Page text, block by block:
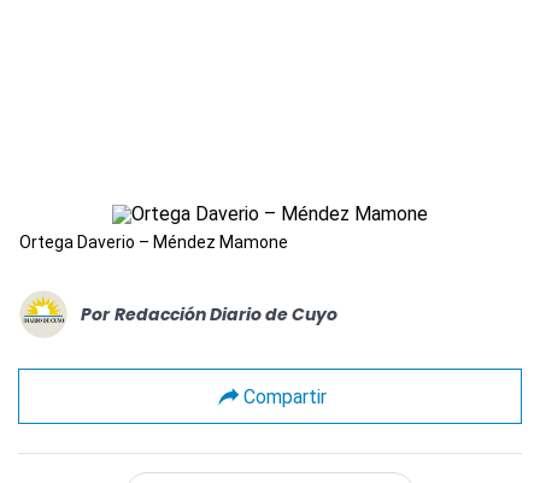
Ortega Daverio – Méndez Mamone
Por Redacción Diario de Cuyo
Compartir